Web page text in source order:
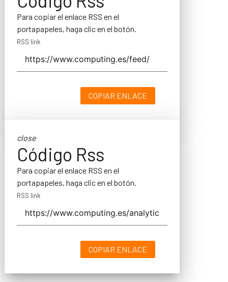
Para copiar el enlace RSS en el
portapapeles, haga clic en el botón.
RSS link
COPIAR ENLACE
close
Código Rss
Para copiar el enlace RSS en el
portapapeles, haga clic en el botón.
RSS link
COPIAR ENLACE